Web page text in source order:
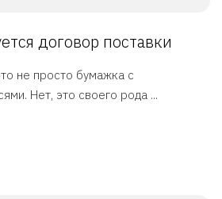
договор поставки
не просто бумажка с
Нет, это своего рода ...